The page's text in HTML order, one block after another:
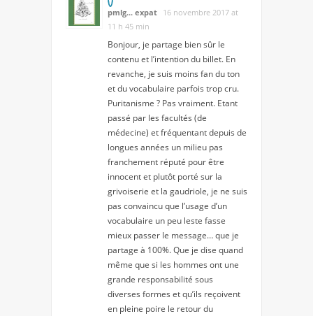
pmlg... expat 16 novembre 2017 at
11 h 45 min
Bonjour, je partage bien sûr le
contenu et l’intention du billet. En
revanche, je suis moins fan du ton
et du vocabulaire parfois trop cru.
Puritanisme ? Pas vraiment. Etant
passé par les facultés (de
médecine) et fréquentant depuis de
longues années un milieu pas
franchement réputé pour être
innocent et plutôt porté sur la
grivoiserie et la gaudriole, je ne suis
pas convaincu que l’usage d’un
vocabulaire un peu leste fasse
mieux passer le message… que je
partage à 100%. Que je dise quand
même que si les hommes ont une
grande responsabilité sous
diverses formes et qu’ils reçoivent
en pleine poire le retour du